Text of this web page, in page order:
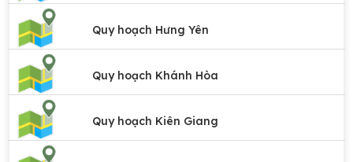
Quy hoạch Hưng Yên
Quy hoạch Khánh Hòa
Quy hoạch Kiên Giang